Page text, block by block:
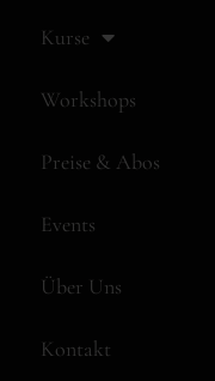
Kurse
Workshops
Preise & Abos
Events
Über Uns
Kontakt